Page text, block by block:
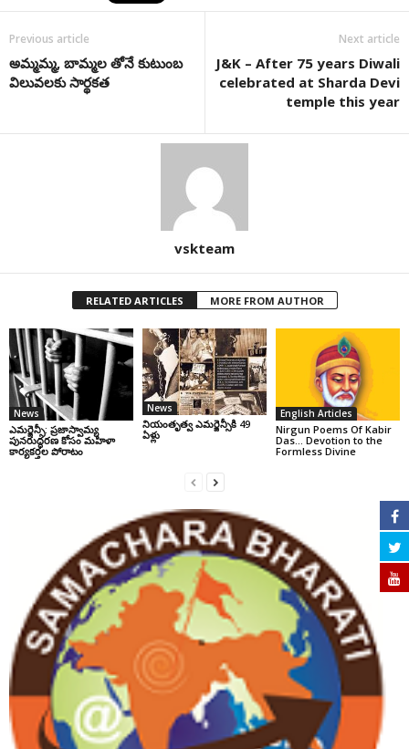
Previous article
అమ్మమ్మ, బామ్మల తోనే కుటుంబ
విలువలకు సార్థకత
Next article
J&K – After 75 years Diwali
celebrated at Sharda Devi
temple this year
vskteam
RELATED ARTICLES MORE FROM AUTHOR
News
ఎమర్జెన్సీ: ప్రజాస్వామ్య
పునరుద్ధరణ కోసం మహిళా
కార్యకర్తల పోరాటం
News
నియంతృత్వ ఎమర్జెన్సీకి 49
ఏళ్లు
English Articles
Nirgun Poems Of Kabir
Das… Devotion to the
Formless Divine